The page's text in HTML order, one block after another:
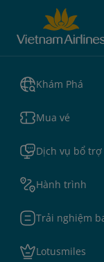
Khám Phá
Mua vé
Dịch vụ bổ trợ
Hành trình
Trải nghiệm
Lotusmiles